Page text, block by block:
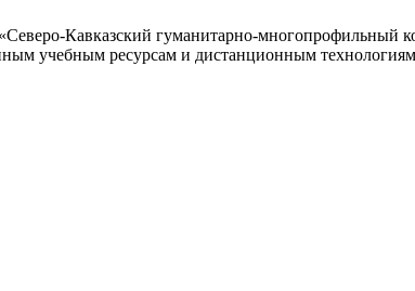
Кавказский гуманитарно-многопрофильный
учебным ресурсам и дистанционным